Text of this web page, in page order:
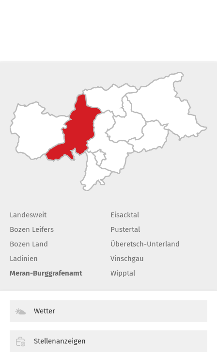
Landesweit
Bozen Leifers
Bozen Land
Ladinien
Meran-Burggrafenamt
Eisacktal
Pustertal
Überetsch-Unterland
Vinschgau
Wipptal
Wetter
Stellenanzeigen